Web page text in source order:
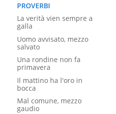
PROVERBI
La verità vien sempre a
galla
Uomo avvisato, mezzo
salvato
Una rondine non fa
primavera
Il mattino ha l'oro in
bocca
Mal comune, mezzo
gaudio